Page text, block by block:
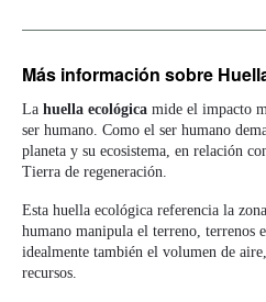
Más información sobre
La huella ecológica mide el impacto
ser humano. Como el ser humano
planeta y su ecosistema, en relación
Tierra de regeneración.
Esta huella ecológica referencia la
humano manipula el terreno, terrenos
idealmente también el volumen de
recursos.